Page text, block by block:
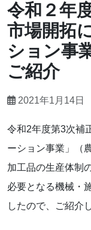
令和２年
市場開拓
ション事
ご紹介
2021年1月14日
令和2年度第3次補
ーション事業」（
加工品の生産体制
必要となる機械・
したので、ご紹介